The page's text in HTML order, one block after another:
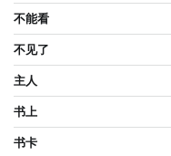
不能看
不见了
主人
书上
书卡